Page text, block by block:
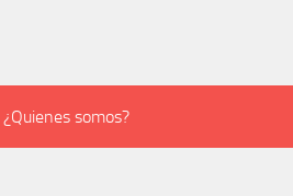
¿Quienes somos?